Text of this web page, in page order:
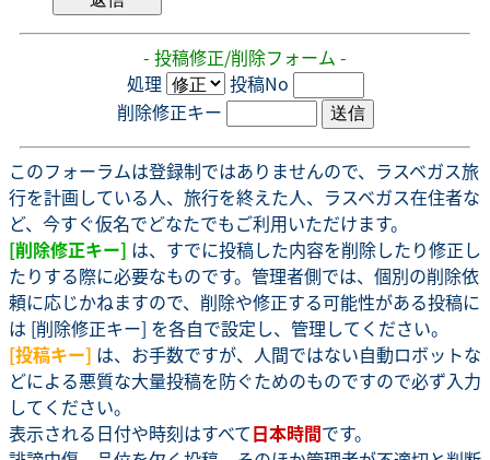
- 投稿修正/削除フォーム -
処理
投稿No
削除修正キー
このフォーラムは登録制ではありませんので、ラスベガス旅
行を計画している人、旅行を終えた人、ラスベガス在住者な
ど、今すぐ仮名でどなたでもご利用いただけます。
[削除修正キー] は、すでに投稿した内容を削除したり修正し
たりする際に必要なものです。管理者側では、個別の削除依
頼に応じかねますので、削除や修正する可能性がある投稿に
は [削除修正キー] を各自で設定し、管理してください。
[投稿キー] は、お手数ですが、人間ではない自動ロボットな
どによる悪質な大量投稿を防ぐためのものですので必ず入力
してください。
表示される日付や時刻はすべて日本時間です。